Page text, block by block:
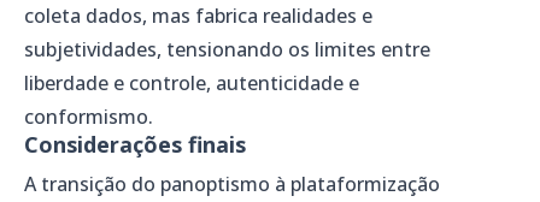
coleta dados, mas fabrica realidades e
subjetividades, tensionando os limites entre
liberdade e controle, autenticidade e
conformismo.
Considerações finais
A transição do panoptismo à plataformização